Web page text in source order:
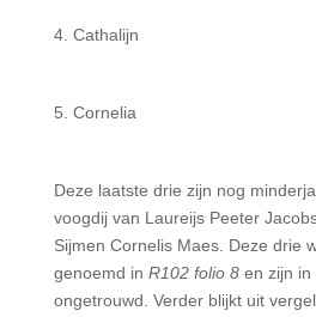
4. Cathalijn
5. Cornelia
Deze laatste drie zijn nog
voogdij van Laureijs Peeter
Sijmen Cornelis Maes. Deze drie
genoemd in R102 folio 8en zijn in
ongetrouwd. Verder blijkt uit